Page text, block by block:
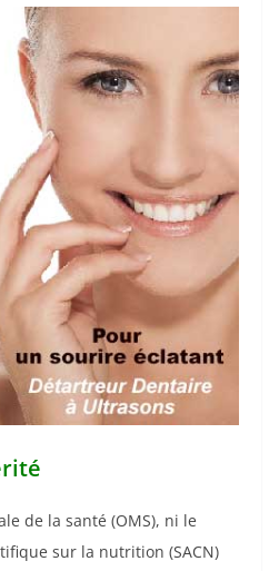
de la santé (OMS), ni le
sur la nutrition (SACN)